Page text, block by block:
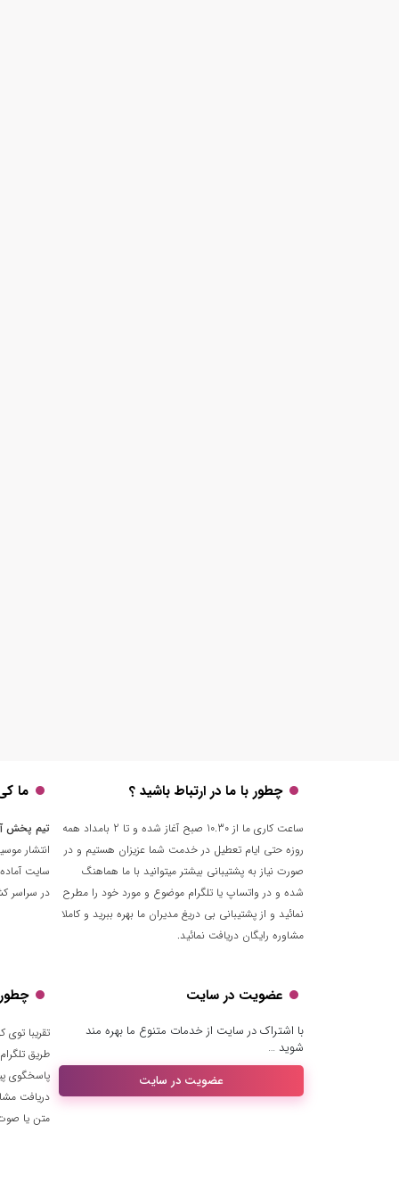
چطور با ما در ارتباط باشید ؟
ساعت کاری ما از 10.30 صبح آغاز شده و تا 2 بامداد همه
روزه حتی ایام تعطیل در خدمت شما عزیزان هستیم و در
صورت نیاز به پشتیبانی بیشتر میتوانید با ما هماهنگ
شده و در واتساپ یا تلگرام موضوع و مورد خود را مطرح
نمائید و از پشتیبانی بی دریغ مدیران ما بهره ببرید و کاملا
مشاوره رایگان دریافت نمائید.
ما
تیم پخش
انتشار
سایت
در سراسر
عضویت در سایت
با اشتراک در سایت از خدمات متنوع ما بهره مند
شوید …
عضویت در سایت
طریق
پاسخگوی
دریافت
متن یا صوت